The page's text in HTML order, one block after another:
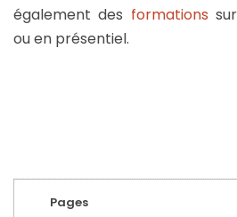
également des formations
ou en présentiel.
Pages